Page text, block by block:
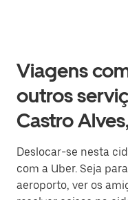
Viagens
outros
Castro
Deslocar-se nesta
com a Uber. Seja
aeroporto, ver os